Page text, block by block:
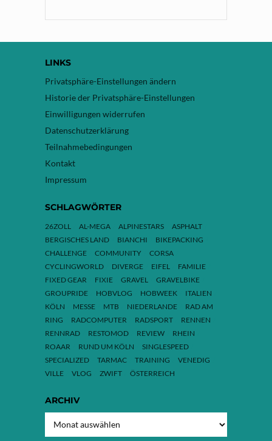
LINKS
Privatsphäre-Einstellungen ändern
Historie der Privatsphäre-Einstellungen
Einwilligungen widerrufen
Datenschutzerklärung
Teilnahmebedingungen
Kontakt
Impressum
SCHLAGWÖRTER
26ZOLL AL-MEGA ALPINESTARS
ASPHALT
BERGISCHES LAND
BIANCHI
BIKEPACKING
CHALLENGE
COMMUNITY
CORSA
CYCLINGWORLD
DIVERGE EIFEL
FAMILIE
FIXED GEAR
FIXIE GRAVEL
GRAVELBIKE
GROUPRIDE
HOBVLOG HOBWEEK
ITALIEN
KÖLN
MESSE MTB NIEDERLANDE
RAD AM
RING
RADCOMPUTER RADSPORT
RENNEN
RENNRAD
RESTOMOD REVIEW
RHEIN
ROAAR
RUND UM KÖLN
SINGLESPEED
SPECIALIZED
TARMAC TRAINING
VENEDIG
VILLE
VLOG ZWIFT ÖSTERREICH
ARCHIV